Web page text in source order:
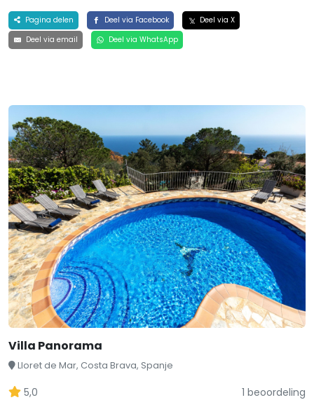
Pagina delen Deel via Facebook
Deel via X
Deel via email
Deel via WhatsApp
Villa Panorama
Lloret de Mar, Costa Brava, Spanje
5,0 1 beoordeling